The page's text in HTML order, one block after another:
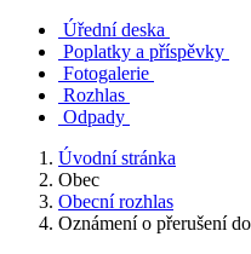
Úřední deska
Poplatky a příspěvky
Fotogalerie
Rozhlas
Odpady
Úvodní stránka
Obec
Obecní rozhlas
Oznámení o přerušení